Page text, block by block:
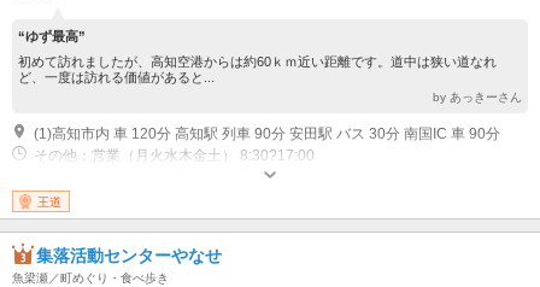
“ゆず最高”
初めて訪れましたが、高知空港からは約60ｋｍ近い距離です。道中は狭い道なれ
ど、一度は訪れる価値があると...
by あっきーさん
(1)高知市内 車 120分 高知駅 列車 90分 安田駅 バス 30分 南国IC 車 90分
その他：営業（月火水木金土） 8:30?17:00
王道
集落活動センターやなせ
魚梁瀬／町めぐり・食べ歩き